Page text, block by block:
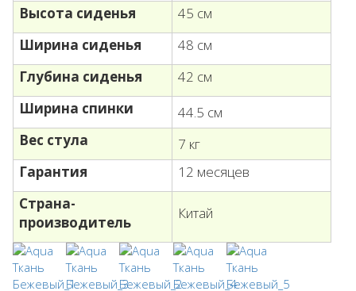
Высота сиденья
45 см
Ширина сиденья
48 см
Глубина сиденья
42 см
Ширина спинки
44.5 см
Вес стула
7 кг
Гарантия
12 месяцев
Страна-
производитель
Китай